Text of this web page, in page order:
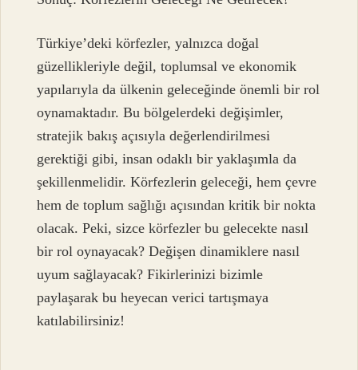
Türkiye’deki körfezler, yalnızca doğal
güzellikleriyle değil, toplumsal ve ekonomik
yapılarıyla da ülkenin geleceğinde önemli bir rol
oynamaktadır. Bu bölgelerdeki değişimler,
stratejik bakış açısıyla değerlendirilmesi
gerektiği gibi, insan odaklı bir yaklaşımla da
şekillenmelidir. Körfezlerin geleceği, hem çevre
hem de toplum sağlığı açısından kritik bir nokta
olacak. Peki, sizce körfezler bu gelecekte nasıl
bir rol oynayacak? Değişen dinamiklere nasıl
uyum sağlayacak? Fikirlerinizi bizimle
paylaşarak bu heyecan verici tartışmaya
katılabilirsiniz!